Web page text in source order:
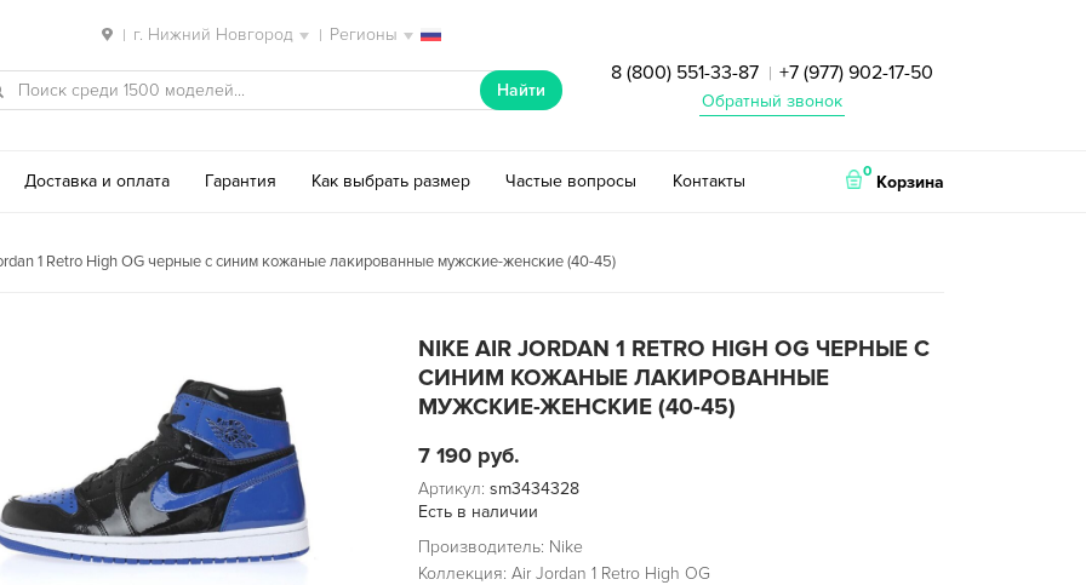
| г. Нижний Новгород | Регионы
Найти
8 (800) 551-33-87 | +7 (977) 902-17-50
Обратный звонок
Доставка и оплата Гарантия Как выбрать размер Частые вопросы Контакты 0
Корзина
1 Retro High OG черные с синим кожаные лакированные мужские-женские (40-45)
NIKE AIR JORDAN 1 RETRO HIGH OG ЧЕРНЫЕ С
СИНИМ КОЖАНЫЕ ЛАКИРОВАННЫЕ
МУЖСКИЕ-ЖЕНСКИЕ (40-45)
7 190 руб.
Артикул: sm3434328
Есть в наличии
Производитель: Nike
Коллекция: Air Jordan 1 Retro High OG